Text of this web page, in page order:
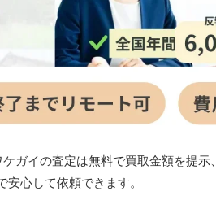
ガイの査定は無料で買取金額を提示、
安心して依頼できます。